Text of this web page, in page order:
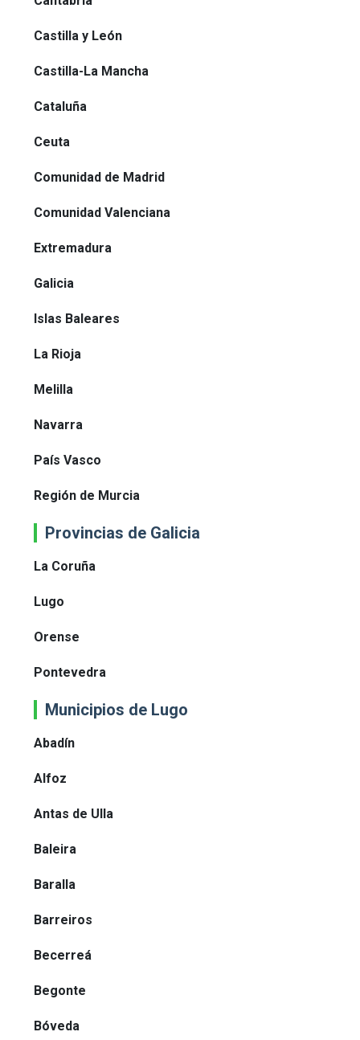
Castilla y León
Castilla-La Mancha
Cataluña
Ceuta
Comunidad de Madrid
Comunidad Valenciana
Extremadura
Galicia
Islas Baleares
La Rioja
Melilla
Navarra
País Vasco
Región de Murcia
Provincias de Galicia
La Coruña
Lugo
Orense
Pontevedra
Municipios de Lugo
Abadín
Alfoz
Antas de Ulla
Baleira
Baralla
Barreiros
Becerreá
Begonte
Bóveda